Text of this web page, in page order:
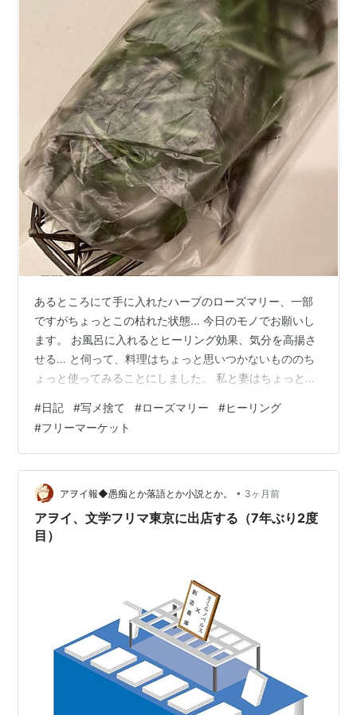
あるところにて手に入れたハーブのローズマリー、一部
ですがちょっとこの枯れた状態… 今日のモノでお願いし
ます。 お風呂に入れるとヒーリング効果、気分を高揚さ
せる… と伺って、料理はちょっと思いつかないもののち
ょっと使ってみることにしました。 私と妻はちょっと気
だがしかしムスメっち…「なんか虫とかいない？ヤダ
あ」と否定的です。そういえばグアムのコンドミニアム
に行ったときにアリがうじゃうじゃしているのを見て発
狂状態でした。どうも自然モノ、こういった観点で否定
的です。 そういえばそういえば私もじいさん家で伯父に
取ってもらったセミに発狂状態で逃げ回り…
#日記 #写メ捨て #ローズマリー #ヒーリング
#フリーマーケット
アヲイ報◆愚痴とか落語とか小説とか。 • 3ヶ月前
アヲイ、文学フリマ東京に出店する（7年ぶり2度
目）